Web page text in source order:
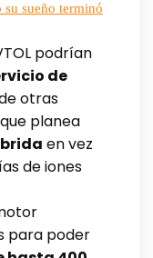
sueño terminó
podrían
de
otras
planea
en vez
de iones
para poder